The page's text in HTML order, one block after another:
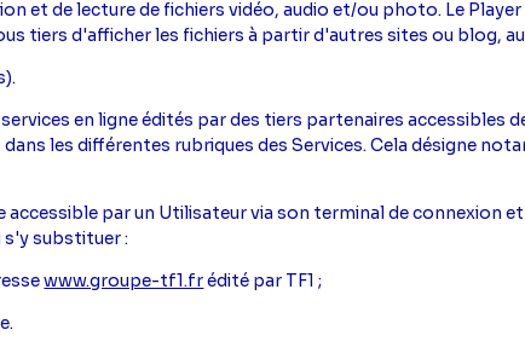
et de lecture de fichiers vidéo, audio et/ou photo. Le
tiers d'afficher les fichiers à partir d'autres sites ou blog,
en ligne édités par des tiers partenaires accessibles
les différentes rubriques des Services. Cela désigne
accessible par un Utilisateur via son terminal de connexion
s'y substituer :
www.groupe-tf1.frédité par TF1 ;